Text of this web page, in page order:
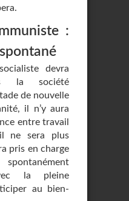
:
devra
la société
de nouvelle
il n’y aura
entre travail
ne sera plus
pris en charge
la pleine
au bien-